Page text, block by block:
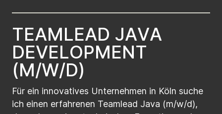
TEAMLEAD JAVA
DEVELOPMENT
(M/W/D)
Für ein innovatives Unternehmen in Köln suche
ich einen erfahrenen Teamlead Java (m/w/d),